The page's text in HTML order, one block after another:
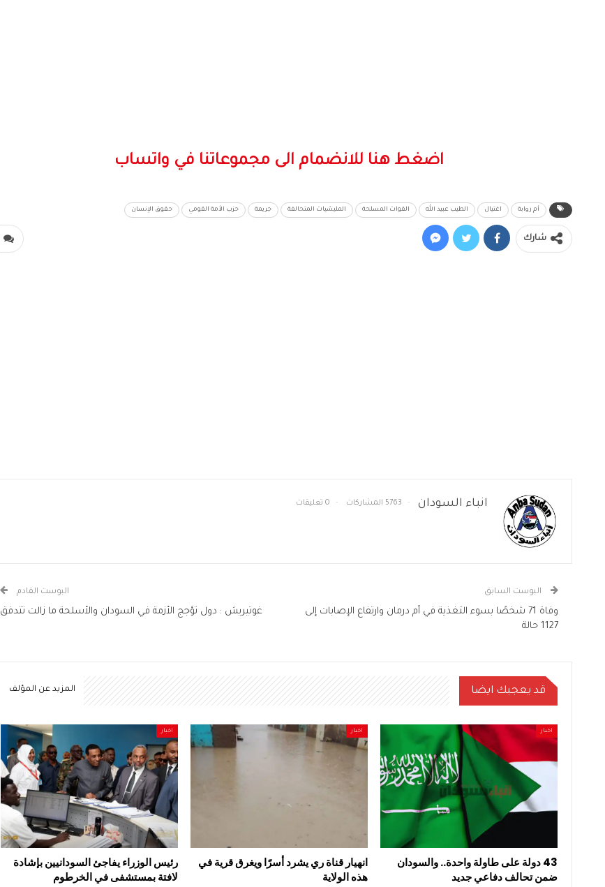
اضغط هنا للانضمام الى مجموعاتنا في واتساب
أم روابة اغتيال الطيب عبيد الله القوات المسلحة المليشيات المتحالفة جريمة حزب الأمة القومي حقوق الإنسان
شارك
انباء السودان 5763 المشاركات 0 تعليقات
البوست السابق
وفاة 71 شخصًا بسوء التغذية في أم درمان وارتفاع الإصابات إلى
1127 حالة
البوست القادم
غوتيريش : دول تؤجج الأزمة في السودان والأسلحة ما زالت تتدفق
قد يعجبك ايضا المزيد عن المؤلف
اخبار
43 دولة على طاولة واحدة.. والسودان
ضمن تحالف دفاعي جديد
اخبار
انهيار قناة ري يشرد أسرًا ويغرق قرية في
هذه الولاية
اخبار
رئيس الوزراء يفاجئ السودانيين بإشادة
لافتة بمستشفى في الخرطوم